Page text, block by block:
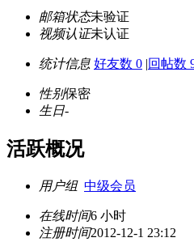
邮箱状态未验证
视频认证未认证
统计信息 好友数 0 |回帖数
性别保密
生日-
活跃概况
用户组 中级会员
在线时间6 小时
注册时间2012-12-1 23:12